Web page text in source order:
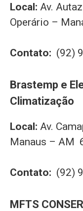
Local: Av.
Operário –
Contato: (92)
Brastemp e
Climatização
Local: Av.
Manaus – AM
Contato: (92)
MFTS